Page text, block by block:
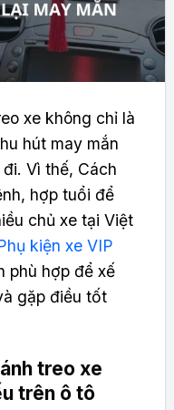
xe không chỉ là
hút may mắn
Vì thế, Cách
hợp tuổi để
chủ xe tại Việt
kiện xe VIP
phù hợp để xế
gặp điều tốt
treo xe
trên ô tô